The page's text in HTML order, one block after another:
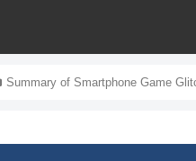
Summary of Smartphone Game